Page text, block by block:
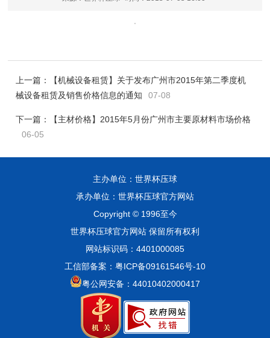
上一篇：
【机械设备租赁】关于发布广州市2015年第二季度机
械设备租赁及销售价格信息的通知
07-08
下一篇：
【主材价格】2015年5月份广州市主要原材料市场价格
06-05
主办单位：世界杯压球
承办单位：世界杯压球官方网站
Copyright © 1996至今
世界杯压球官方网站 保留所有权利
网站标识码：4401000085
工信部备案：粤ICP备09161546号-10
粤公网安备：44010402000417